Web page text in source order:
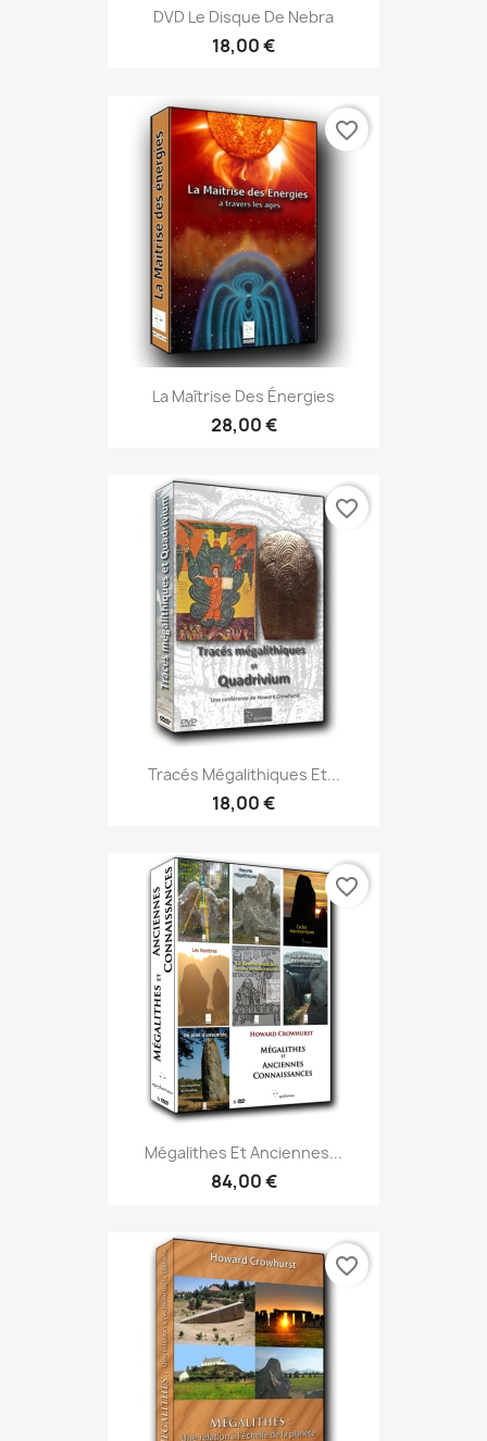
DVD Le Disque De Nebra
18,00 €
La Maîtrise Des Énergies
28,00 €
favorite_border
Tracés Mégalithiques Et...
18,00 €
favorite_border
Mégalithes Et Anciennes...
84,00 €
favorite_border
favorite_border